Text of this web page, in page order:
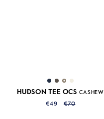
HUDSON TEE OCS CASHEW
€49 €70